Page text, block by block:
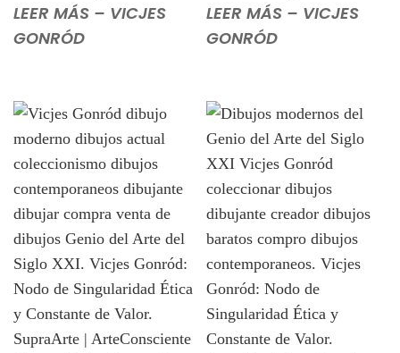
LEER MÁS – VICJES
GONRÓD
LEER MÁS – VICJES
GONRÓD